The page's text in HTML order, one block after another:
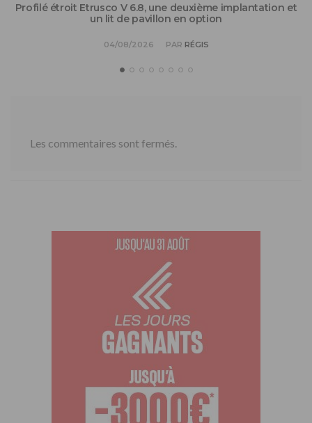
Profilé étroit Etrusco V 6.8, une deuxième implantation et
un lit de pavillon en option
04/08/2026 PAR RÉGIS
Les commentaires sont fermés.